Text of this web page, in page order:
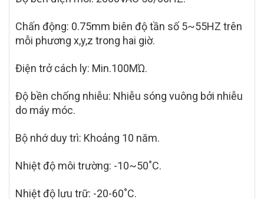
Chấn động: 0.75mm biên độ tần số 5~55HZ trên
mỗi phương x,y,z trong hai giờ.
Điện trở cách ly: Min.100MΏ.
Độ bền chống nhiễu: Nhiễu sóng vuông bởi nhiễu
do máy móc.
Bộ nhớ duy trì: Khoảng 10 năm.
Nhiệt độ môi trường: -10~50˚C.
Nhiệt độ lưu trữ: -20-60˚C.